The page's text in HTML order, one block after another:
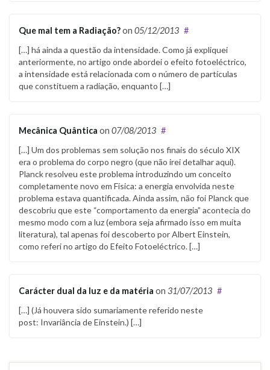
Que mal tem a Radiação?on 05/12/2013 #
[…] há ainda a questão da intensidade. Como já expliquei
anteriormente, no artigo onde abordei o efeito fotoeléctrico,
a intensidade está relacionada com o número de partículas
que constituem a radiação, enquanto […]
Mecânica Quântica on 07/08/2013 #
[…] Um dos problemas sem solução nos finais do século XIX
era o problema do corpo negro (que não irei detalhar aqui).
Planck resolveu este problema introduzindo um conceito
completamente novo em Física: a energia envolvida neste
problema estava quantificada. Ainda assim, não foi Planck que
descobriu que este “comportamento da energia” acontecia do
mesmo modo com a luz (embora seja afirmado isso em muita
literatura), tal apenas foi descoberto por Albert Einstein,
como referi no artigo do Efeito Fotoeléctrico. […]
Carácter dual da luz e da matéria on 31/07/2013 #
[…] (Já houvera sido sumariamente referido neste
post: Invariância de Einstein.) […]